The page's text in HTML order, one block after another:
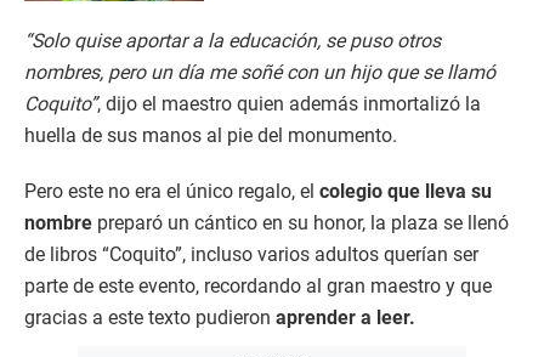
“Solo quise aportar a la educación, se puso otros
nombres, pero un día me soñé con un hijo que se llamó
Coquito”, dijo el maestro quien además inmortalizó la
huella de sus manos al pie del monumento.
Pero este no era el único regalo, el colegio que lleva su
nombre preparó un cántico en su honor, la plaza se llenó
de libros “Coquito”, incluso varios adultos querían ser
parte de este evento, recordando al gran maestro y que
gracias a este texto pudieron aprender a leer.